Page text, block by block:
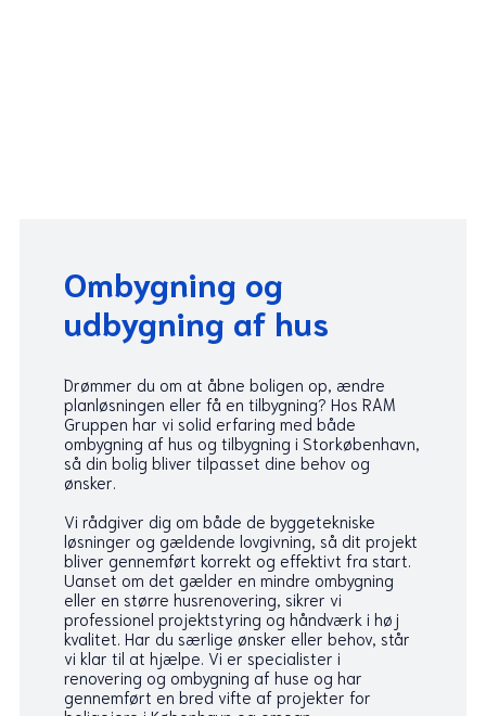
Ombygning og
udbygning af hus
Drømmer du om at åbne boligen op, ændre
planløsningen eller få en tilbygning? Hos RAM
Gruppen har vi solid erfaring med både
ombygning af hus og tilbygning i Storkøbenhavn,
så din bolig bliver tilpasset dine behov og
ønsker.
Vi rådgiver dig om både de byggetekniske
løsninger og gældende lovgivning, så dit projekt
bliver gennemført korrekt og effektivt fra start.
Uanset om det gælder en mindre ombygning
eller en større husrenovering, sikrer vi
professionel projektstyring og håndværk i høj
kvalitet. Har du særlige ønsker eller behov, står
vi klar til at hjælpe. Vi er specialister i
renovering og ombygning af huse og har
gennemført en bred vifte af projekter for